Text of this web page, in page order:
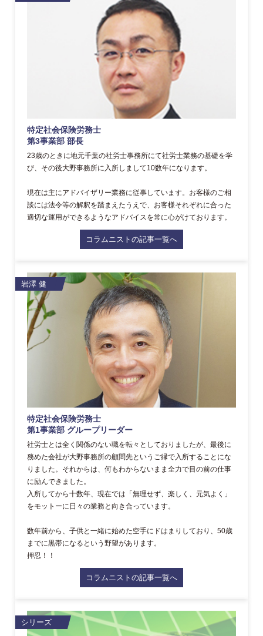
特定社会保険労務士
第3事業部 部長
23歳のときに地元千葉の社労士事務所にて社労士業務の基礎を学
び、その後大野事務所に入所しまして10数年になります。
現在は主にアドバイザリー業務に従事しています。お客様のご相
談には法令等の解釈を踏まえたうえで、お客様それぞれに合った
適切な運用ができるようなアドバイスを常に心がけております。
コラムニストの記事一覧へ
岩澤 健
特定社会保険労務士
第1事業部 グループリーダー
社労士とは全く関係のない職を転々としておりましたが、最後に
務めた会社が大野事務所の顧問先というご縁で入所することにな
りました。それからは、何もわからないまま全力で目の前の仕事
に励んできました。
入所してから十数年、現在では「無理せず、楽しく、元気よく」
をモットーに日々の業務と向き合っています。
数年前から、子供と一緒に始めた空手にドはまりしており、50歳
までに黒帯になるという野望があります。
押忍！！
コラムニストの記事一覧へ
シリーズ